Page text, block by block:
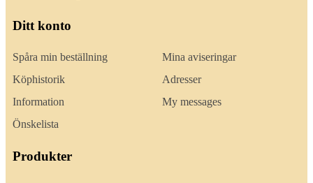
Ditt konto
Spåra min beställning
Köphistorik
Information
Önskelista
Mina aviseringar
Adresser
My messages
Produkter